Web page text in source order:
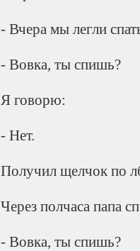
- Вчера мы легли
- Вовка, ты спишь?
Я говорю:
- Нет.
Получил щелчок по
Через полчаса папа
- Вовка, ты спишь?